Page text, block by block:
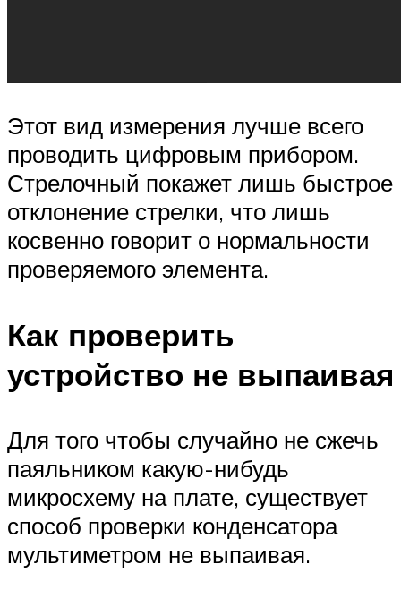
Этот вид измерения лучше всего
проводить цифровым прибором.
Стрелочный покажет лишь быстрое
отклонение стрелки, что лишь
косвенно говорит о нормальности
проверяемого элемента.
Как проверить
устройство не выпаивая
Для того чтобы случайно не сжечь
паяльником какую-нибудь
микросхему на плате, существует
способ проверки конденсатора
мультиметром не выпаивая.